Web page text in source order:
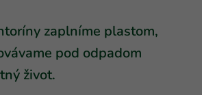
zaplníme plastom,
pod odpadom
život.